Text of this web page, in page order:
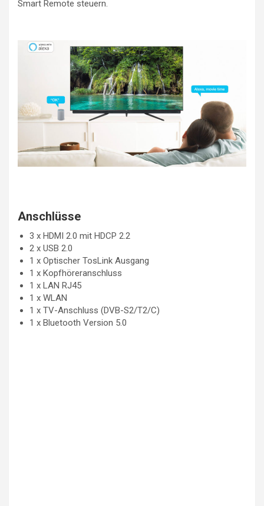
Smart Remote steuern.
Anschlüsse
3 x HDMI 2.0 mit HDCP 2.2
2 x USB 2.0
1 x Optischer TosLink Ausgang
1 x Kopfhöreranschluss
1 x LAN RJ45
1 x WLAN
1 x TV-Anschluss (DVB-S2/T2/C)
1 x Bluetooth Version 5.0